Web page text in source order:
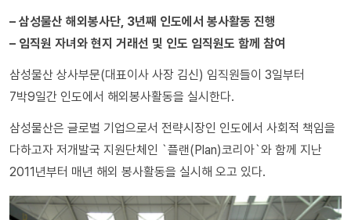
– 삼성물산 해외봉사단, 3년째 인도에서 봉사활동 진행
– 임직원 자녀와 현지 거래선 및 인도 임직원도 함께 참여
삼성물산 상사부문(대표이사 사장 김신) 임직원들이 3일부터
7박9일간 인도에서 해외봉사활동을 실시한다.
삼성물산은 글로벌 기업으로서 전략시장인 인도에서 사회적 책임을
다하고자 저개발국 지원단체인 `플랜(Plan)코리아`와 함께 지난
2011년부터 매년 해외 봉사활동을 실시해 오고 있다.